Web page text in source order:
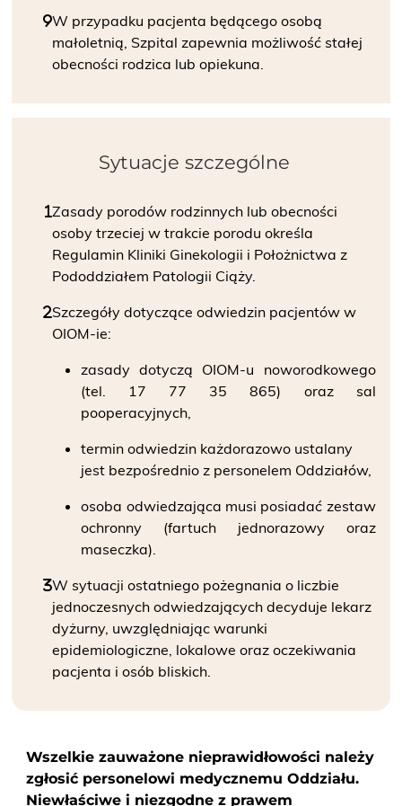
W przypadku pacjenta będącego osobą
małoletnią, Szpital zapewnia możliwość stałej
obecności rodzica lub opiekuna.
Sytuacje szczególne
Zasady porodów rodzinnych lub obecności
osoby trzeciej w trakcie porodu określa
Regulamin Kliniki Ginekologii i Położnictwa z
Pododdziałem Patologii Ciąży.
Szczegóły dotyczące odwiedzin pacjentów w
OIOM-ie:
zasady dotyczą OIOM-u noworodkowego
(tel. 17 77 35 865) oraz sal
pooperacyjnych,
termin odwiedzin każdorazowo ustalany
jest bezpośrednio z personelem Oddziałów,
osoba odwiedzająca musi posiadać zestaw
ochronny (fartuch jednorazowy oraz
maseczka).
W sytuacji ostatniego pożegnania o liczbie
jednoczesnych odwiedzających decyduje lekarz
dyżurny, uwzględniając warunki
epidemiologiczne, lokalowe oraz oczekiwania
pacjenta i osób bliskich.
Wszelkie zauważone nieprawidłowości należy
zgłosić personelowi medycznemu Oddziału.
Niewłaściwe i niezgodne z prawem